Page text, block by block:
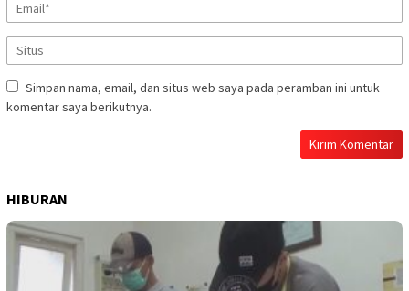
Simpan nama, email, dan situs web saya pada peramban ini untuk
komentar saya berikutnya.
HIBURAN